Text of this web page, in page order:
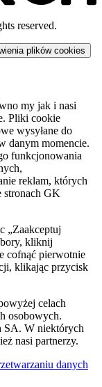
reserved.
plików cookies
my jak i nasi
Pliki cookie
wysyłane do
danym momencie.
funkcjonowania
reklam, których
stronach GK
„Zaakceptuj
kliknij
cofnąć pierwotnie
klikając przycisk
celach
osobowych.
SA. W niektórych
nasi partnerzy.
danych